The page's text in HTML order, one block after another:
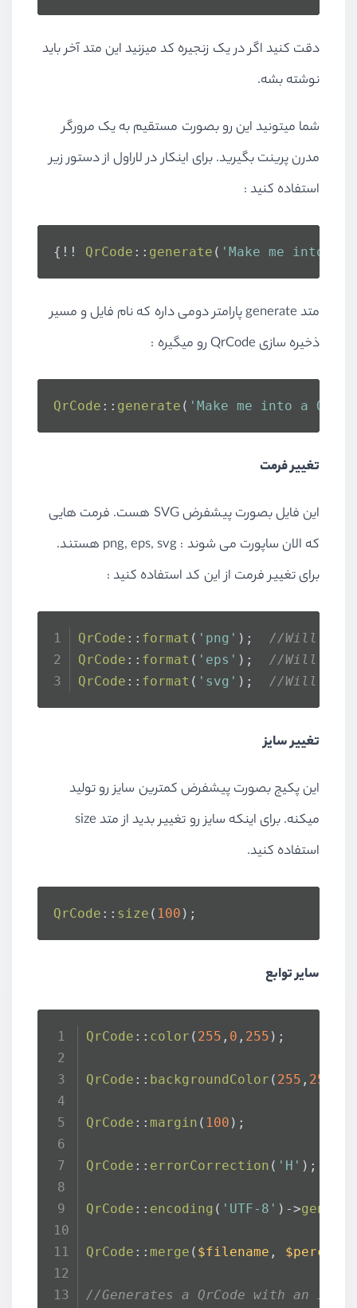
دقت کنید اگر در یک زنجیره کد میزنید این متد آخر باید
نوشته بشه.
شما میتونید این رو بصورت مستقیم به یک مرورگر
مدرن پرینت بگیرید. برای اینکار در لاراول از دستور زیر
استفاده کنید :
{!! QrCode :: generate ( 'Make me into a
متد generate پارامتر دومی داره که نام فایل و مسیر
ذخیره سازی QrCode رو میگیره :
QrCode :: generate ( 'Make me into a
تغییر فرمت
این فایل بصورت پیشفرض SVG هست. فرمت هایی
که الان ساپورت می شوند : png, eps, svg هستند.
برای تغییر فرمت از این کد استفاده کنید :
QrCode :: format ( 'png' ); //Will
QrCode :: format ( 'eps' ); //Will
QrCode :: format ( 'svg' ); //Will
تغییر سایز
این پکیج بصورت پیشفرض کمترین سایز رو تولید
میکنه. برای اینکه سایز رو تغییر بدید از متد size
استفاده کنید.
QrCode :: size ( 100 );
سایر توابع
QrCode :: color ( 255 , 0 , 255 );
QrCode :: backgroundColor ( 255 , 255
QrCode :: margin ( 100 );
QrCode :: errorCorrection ( 'H' );
QrCode :: encoding ( 'UTF-8' )->
QrCode :: merge ( $filename ,
//Generates a QrCode with an